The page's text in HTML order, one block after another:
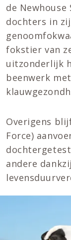
de
dochters in
fokstier van
uitzonderlijk
beenwerk
Overigens
Force)
andere